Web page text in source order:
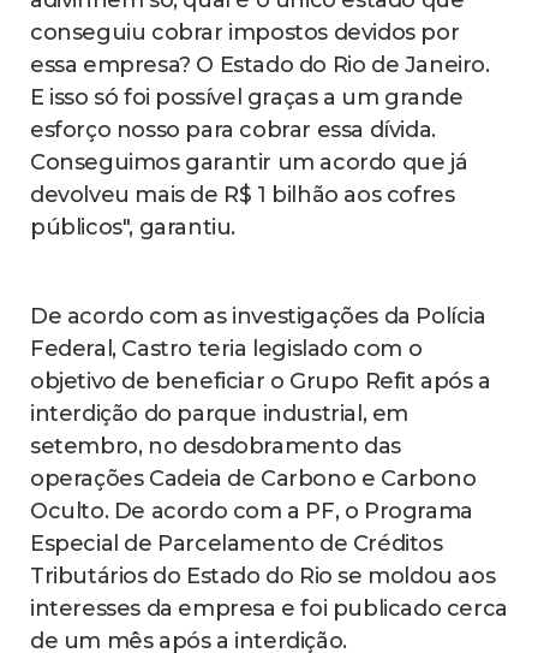
conseguiu cobrar impostos devidos por
essa empresa? O Estado do Rio de Janeiro.
E isso só foi possível graças a um grande
esforço nosso para cobrar essa dívida.
Conseguimos garantir um acordo que já
devolveu mais de R$ 1 bilhão aos cofres
públicos", garantiu.
De acordo com as investigações da Polícia
Federal, Castro teria legislado com o
objetivo de beneficiar o Grupo Refit após a
interdição do parque industrial, em
setembro, no desdobramento das
operações Cadeia de Carbono e Carbono
Oculto. De acordo com a PF, o Programa
Especial de Parcelamento de Créditos
Tributários do Estado do Rio se moldou aos
interesses da empresa e foi publicado cerca
de um mês após a interdição.